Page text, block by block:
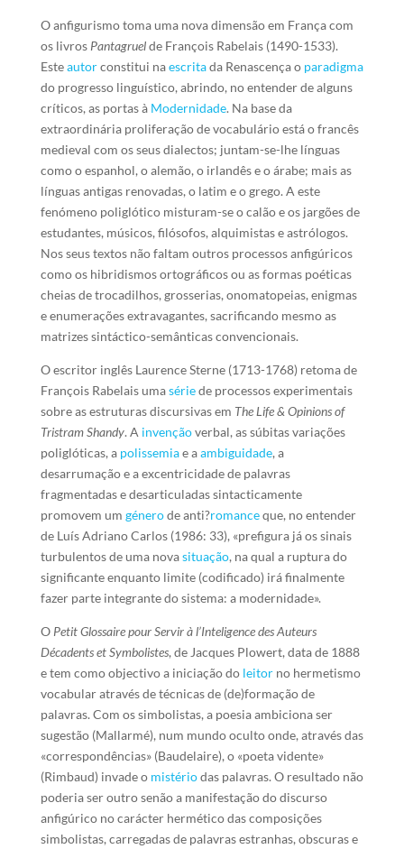
O anfigurismo toma uma nova dimensão em França com
os livros Pantagruelde François Rabelais (1490-1533).
Esteautorconstitui naescritada Renascença o paradigma
do progresso linguístico, abrindo, no entender de alguns
críticos, as portas à Modernidade. Na base da
extraordinária proliferação de vocabulário está o francês
medieval com os seus dialectos; juntam-se-lhe línguas
como o espanhol, o alemão, o irlandês e o árabe; mais as
línguas antigas renovadas, o latim e o grego. A este
fenómeno poliglótico misturam-se o calão e os jargões de
estudantes, músicos, filósofos, alquimistas e astrólogos.
Nos seus textos não faltam outros processos anfigúricos
como os hibridismos ortográficos ou as formas poéticas
cheias de trocadilhos, grosserias, onomatopeias, enigmas
e enumerações extravagantes, sacrificando mesmo as
matrizes sintáctico-semânticas convencionais.
O escritor inglês Laurence Sterne (1713-1768) retoma de
François Rabelais umasériede processos experimentais
sobre as estruturas discursivas em The Life & Opinions of
Tristram Shandy. A invençãoverbal, as súbitas variações
poliglóticas, a polissemiae aambiguidade, a
desarrumação e a excentricidade de palavras
fragmentadas e desarticuladas sintacticamente
promovem um génerode anti?romanceque, no entender
de Luís Adriano Carlos (1986: 33), «prefigura já os sinais
turbulentos de uma novasituação, na qual a ruptura do
significante enquanto limite (codificado) irá finalmente
fazer parte integrante do sistema: a modernidade».
O Petit Glossaire pour Servir à l’Inteligence des Auteurs
Décadents et Symbolistes, de Jacques Plowert, data de 1888
e tem como objectivo a iniciação do leitorno hermetismo
vocabular através de técnicas de (de)formação de
palavras. Com os simbolistas, a poesia ambiciona ser
sugestão (Mallarmé), num mundo oculto onde, através das
«correspondências» (Baudelaire), o «poeta vidente»
(Rimbaud) invade o mistériodas palavras. O resultado não
poderia ser outro senão a manifestação do discurso
anfigúrico no carácter hermético das composições
simbolistas, carregadas de palavras estranhas, obscuras e